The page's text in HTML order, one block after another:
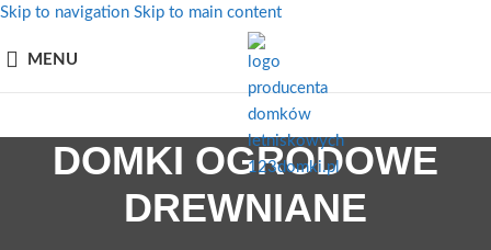
Skip to navigation Skip to main content
MENU
DOMKI OGRODOWE
DREWNIANE